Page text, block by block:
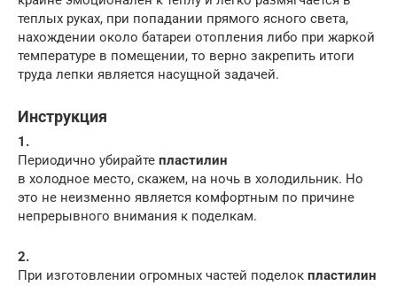
теплых руках, при попадании прямого ясного света,
нахождении около батареи отопления либо при жаркой
температуре в помещении, то верно закрепить итоги
труда лепки является насущной задачей.
Инструкция
1.
Периодично убирайте пластилин
в холодное место, скажем, на ночь в холодильник. Но
это не неизменно является комфортным по причине
непрерывного внимания к поделкам.
2.
При изготовлении огромных частей поделок пластилин